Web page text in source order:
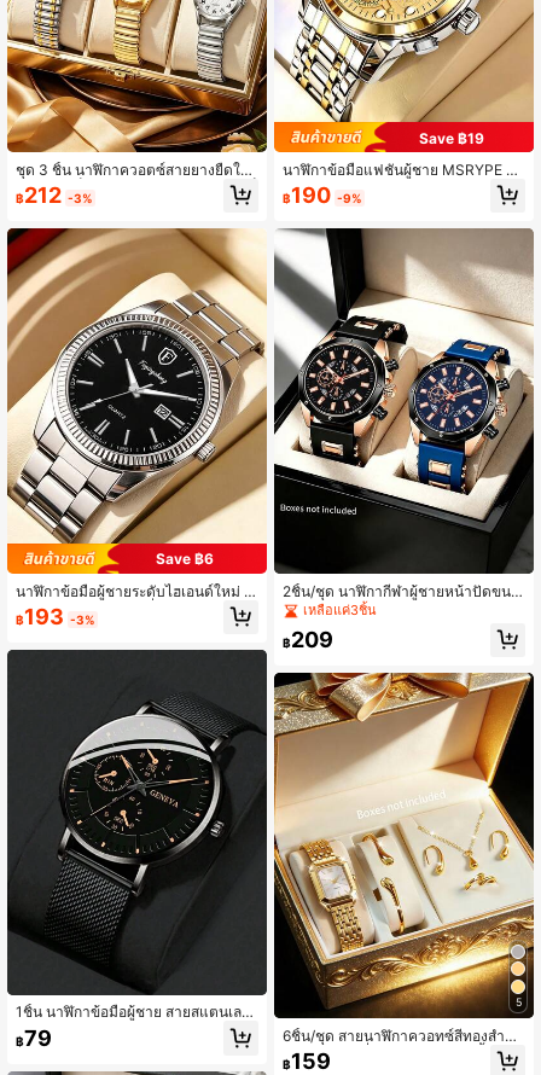
ชุด 3 ชิ้น นาฬิกาควอตซ์สายยางยืดให
ม่สำหรับเด็กผู้หญิง หน้าปัดกลมขนาดเล็
ก หรูหรา เหมาะสำหรับงานปาร์ตี้และก
฿212 -3%
Save ฿6
นาฬิกาข้อมือผู้ชายระดับไฮเอนด์ใหม่ ห
น้าปัดปฏิทิน แบตเตอรี่กระดุม สแตนเล
ส ของขวัญวันพ่อ สำหรับใส่ประจำวัน
฿193 -3%
1ชิ้น นาฬิกาข้อมือผู้ชาย สายสแตนเลส
สีดำ หน้าปัดกลมแบบคาสูอล ควอตซ์, เ
หมาะสำหรับชีวิตประจำวัน, สามารถเป็
฿79
Save ฿19
นาฬิกาข้อมือแฟชั่นผู้ชาย MSRYPE พรี
เมียมหรูหรา โลหะผสมสีทองไล่เฉด พร้อ
มแสดงวันที่และเวลา เรืองแสง ตัวเลือก
฿190 -9%
2ชิ้น/ชุด นาฬิกากีฬาผู้ชายหน้าปัดขนา
ดใหญ่พร้อมสายซิลิโคนและปฏิทิน ตัวเ
ลือกของขวัญที่ดีที่สุดสำหรับพ่อและแฟ
น
เหลือแค่3ชิ้น
฿209
5
6ชิ้น/ชุด สายนาฬิกาควอทซ์สีทองสำหรั
บวัยรุ่น ชุดเครื่องประดับรูปหยดน้ำ วัสดุ
สแตนเลส นาฬิกาคู่
฿159